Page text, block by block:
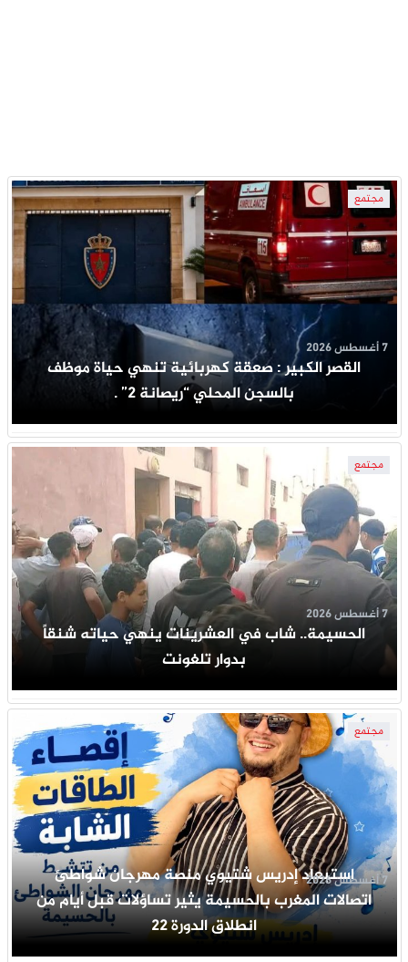
مجتمع
القصر الكبير : صعقة كهربائية تنهي حياة موظف
بالسجن المحلي “ريصانة 2” .
7 أغسطس 2026
مجتمع
الحسيمة.. شاب في العشرينات ينهي حياته شنقاً
بدوار تلغونت
7 أغسطس 2026
مجتمع
استبعاد إدريس شتيوي منصة مهرجان شواطئ
اتصالات المغرب بالحسيمة يثير تساؤلات قبل أيام من
انطلاق الدورة 22
7 أغسطس 2026